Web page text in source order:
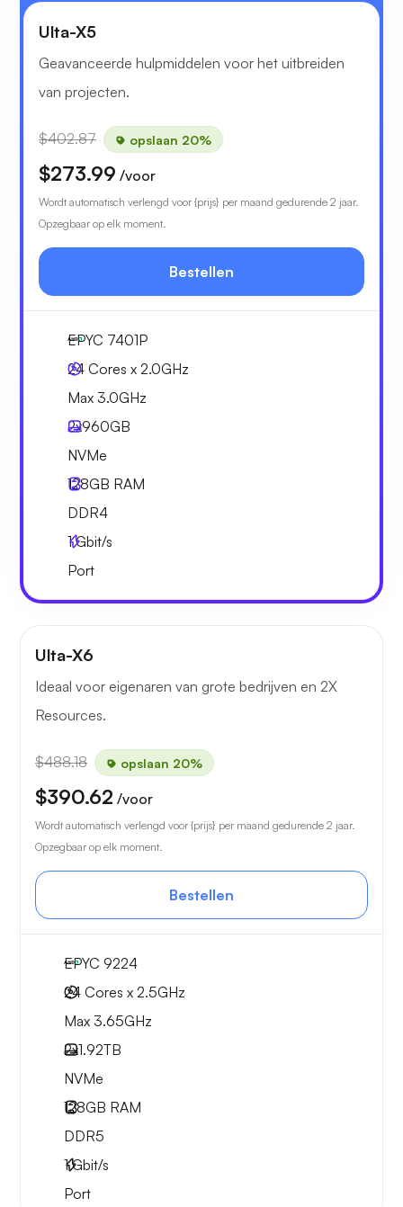
Ulta-X5
Geavanceerde hulpmiddelen voor het uitbreiden
van projecten.
$402.87 opslaan 20%
$273.99 /voor
Wordt automatisch verlengd voor {prijs} per maand gedurende 2 jaar.
Opzegbaar op elk moment.
Bestellen
EPYC 7401P
24 Cores x 2.0GHz
Max 3.0GHz
2x960GB
NVMe
128GB RAM
DDR4
1Gbit/s
Port
Ulta-X6
Ideaal voor eigenaren van grote bedrijven en 2X
Resources.
$488.18 opslaan 20%
$390.62 /voor
Wordt automatisch verlengd voor {prijs} per maand gedurende 2 jaar.
Opzegbaar op elk moment.
Bestellen
EPYC 9224
24 Cores x 2.5GHz
Max 3.65GHz
2x1.92TB
NVMe
128GB RAM
DDR5
1Gbit/s
Port